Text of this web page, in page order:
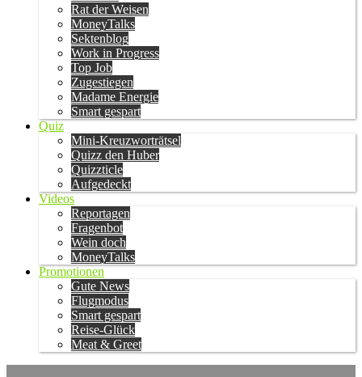
Rat der Weisen
MoneyTalks
Sektenblog
Work in Progress
Top Job
Zugestiegen
Madame Energie
Smart gespart
Quiz
Mini-Kreuzworträtsel
Quizz den Huber
Quizzticle
Aufgedeckt
Videos
Reportagen
Fragenbot
Wein doch
MoneyTalks
Promotionen
Gute News
Flugmodus
Smart gespart
Reise-Glück
Meat & Greet